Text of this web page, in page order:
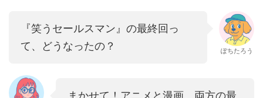
『笑うセールスマン』の最終回っ
て、どうなったの？
ぽちたろう
まかせて！アニメと漫画、両方の最